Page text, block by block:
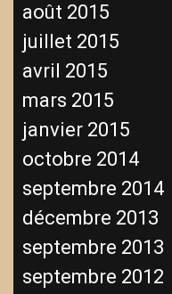
août 2015
juillet 2015
avril 2015
mars 2015
janvier 2015
octobre 2014
septembre 2014
décembre 2013
septembre 2013
septembre 2012